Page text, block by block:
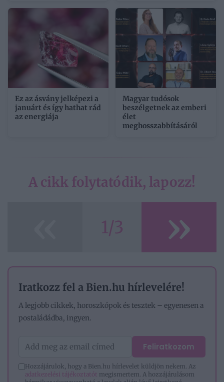
Ez az ásvány jelképezi a
januárt és így hathat rád
az energiája
Magyar tudósok
beszélgetnek az emberi
élet
meghosszabbításáról
A cikk folytatódik, lapozz!
1/3 »
Iratkozz fel a Bien.hu hírlevelére!
A legjobb cikkek, horoszkópok és tesztek – egyenesen a
postaládádba, ingyen.
Feliratkozom
Hozzájárulok, hogy a Bien.hu hírlevelet küldjön nekem. Az
adatkezelési tájékoztatót megismertem. A hozzájárulásom